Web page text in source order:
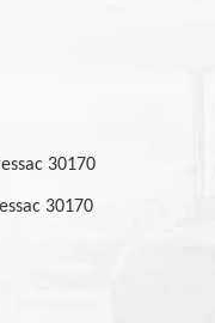
30170
30170